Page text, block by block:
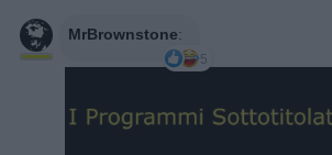
MrBrownstone:
5